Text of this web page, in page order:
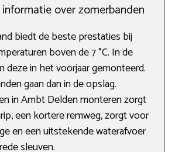
over zomerbanden
biedt de beste prestaties bij
boven de 7 °C. In de
deze in het voorjaar gemonteerd.
gaan dan in de opslag.
in Ambt Delden monteren zorgt
een kortere remweg, zorgt voor
en een uitstekende waterafvoer
sleuven.